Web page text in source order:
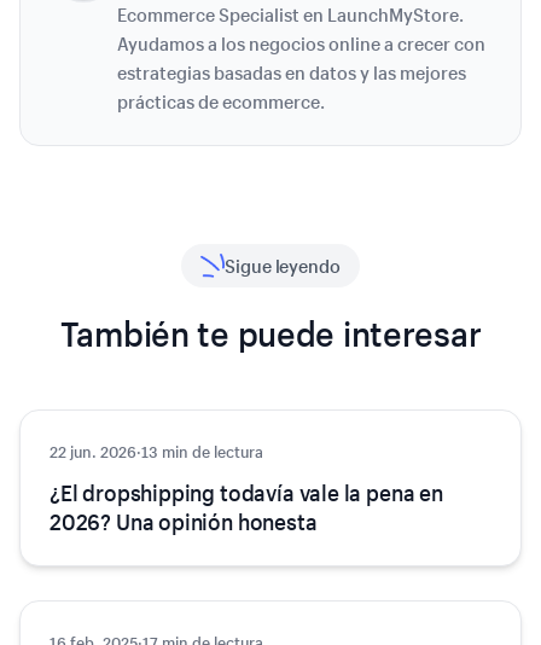
Ecommerce Specialist en LaunchMyStore.
Ayudamos a los negocios online a crecer con
estrategias basadas en datos y las mejores
prácticas de ecommerce.
Sigue leyendo
También te puede interesar
Comercio electrónico
22 jun. 2026·13 min de lectura
¿El dropshipping todavía vale la pena en
2026? Una opinión honesta